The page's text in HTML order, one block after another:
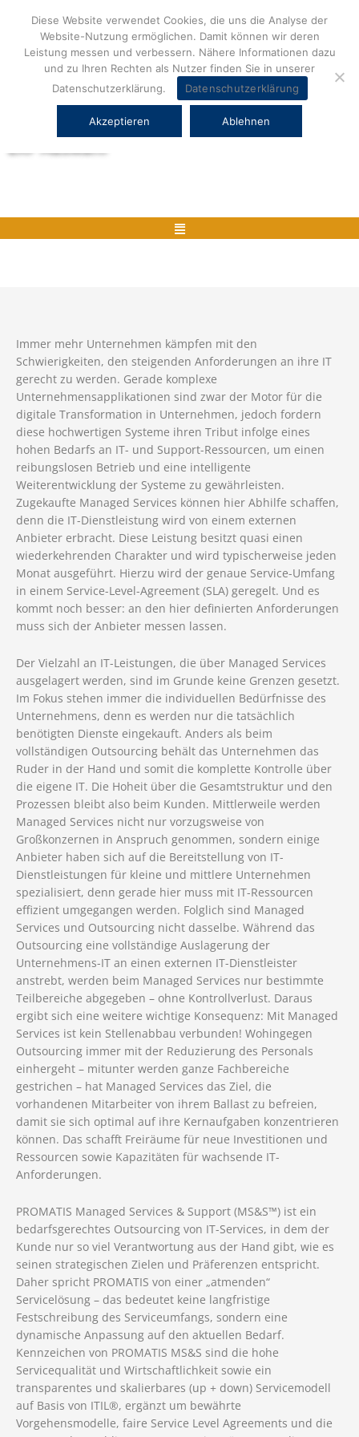
springen
Herstellerneutrale ERP Beratung und
Menü
Immer mehr Unternehmen kämpfen mit den
Schwierigkeiten, den steigenden Anforderungen an ihre IT
gerecht zu werden. Gerade komplexe
Unternehmensapplikationen sind zwar der Motor für die
digitale Transformation in Unternehmen, jedoch fordern
diese hochwertigen Systeme ihren Tribut infolge eines
hohen Bedarfs an IT- und Support-Ressourcen, um einen
reibungslosen Betrieb und eine intelligente
Weiterentwicklung der Systeme zu gewährleisten.
Zugekaufte Managed Services können hier Abhilfe schaffen,
denn die IT-Dienstleistung wird von einem externen
Anbieter erbracht. Diese Leistung besitzt quasi einen
wiederkehrenden Charakter und wird typischerweise jeden
Monat ausgeführt. Hierzu wird der genaue Service-Umfang
in einem Service-Level-Agreement (SLA) geregelt. Und es
kommt noch besser: an den hier definierten Anforderungen
muss sich der Anbieter messen lassen.
Der Vielzahl an IT-Leistungen, die über Managed Services
ausgelagert werden, sind im Grunde keine Grenzen gesetzt.
Im Fokus stehen immer die individuellen Bedürfnisse des
Unternehmens, denn es werden nur die tatsächlich
benötigten Dienste eingekauft. Anders als beim
vollständigen Outsourcing behält das Unternehmen das
Ruder in der Hand und somit die komplette Kontrolle über
die eigene IT. Die Hoheit über die Gesamtstruktur und den
Prozessen bleibt also beim Kunden. Mittlerweile werden
Managed Services nicht nur vorzugsweise von
Großkonzernen in Anspruch genommen, sondern einige
Anbieter haben sich auf die Bereitstellung von IT-
Dienstleistungen für kleine und mittlere Unternehmen
spezialisiert, denn gerade hier muss mit IT-Ressourcen
effizient umgegangen werden. Folglich sind Managed
Services und Outsourcing nicht dasselbe. Während das
Outsourcing eine vollständige Auslagerung der
Unternehmens-IT an einen externen IT-Dienstleister
anstrebt, werden beim Managed Services nur bestimmte
Teilbereiche abgegeben – ohne Kontrollverlust. Daraus
ergibt sich eine weitere wichtige Konsequenz: Mit Managed
Services ist kein Stellenabbau verbunden! Wohingegen
Outsourcing immer mit der Reduzierung des Personals
einhergeht – mitunter werden ganze Fachbereiche
gestrichen – hat Managed Services das Ziel, die
vorhandenen Mitarbeiter von ihrem Ballast zu befreien,
damit sie sich optimal auf ihre Kernaufgaben konzentrieren
können. Das schafft Freiräume für neue Investitionen und
Ressourcen sowie Kapazitäten für wachsende IT-
Anforderungen.
PROMATIS Managed Services & Support (MS&S™) ist ein
bedarfsgerechtes Outsourcing von IT-Services, in dem der
Kunde nur so viel Verantwortung aus der Hand gibt, wie es
seinen strategischen Zielen und Präferenzen entspricht.
Daher spricht PROMATIS von einer „atmenden“
Servicelösung – das bedeutet keine langfristige
Festschreibung des Serviceumfangs, sondern eine
dynamische Anpassung auf den aktuellen Bedarf.
Kennzeichen von PROMATIS MS&S sind die hohe
Servicequalität und Wirtschaftlichkeit sowie ein
transparentes und skalierbares (up + down) Servicemodell
auf Basis von ITIL®, ergänzt um bewährte
Vorgehensmodelle, faire Service Level Agreements und die
Diese Website verwendet Cookies, die uns die Analyse der
Website-Nutzung ermöglichen. Damit können wir deren
Leistung messen und verbessern. Nähere Informationen dazu
und zu Ihren Rechten als Nutzer finden Sie in unserer
Datenschutzerklärung.
Datenschutzerklärung
Akzeptieren Ablehnen